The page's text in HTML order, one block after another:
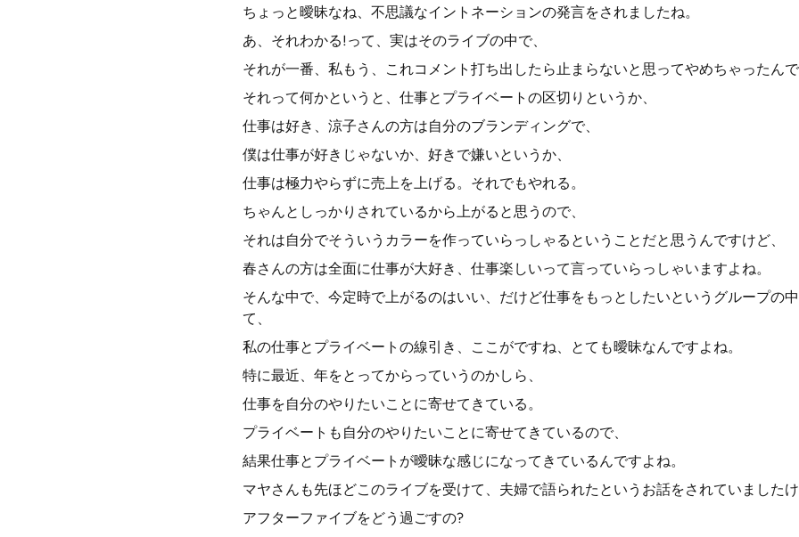
ちょっと曖昧なね、不思議なイントネーションの発言をされましたね。
あ、それわかる!って、実はそのライブの中で、
それが一番、私もう、これコメント打ち出したら止まらないと思ってやめちゃったん
それって何かというと、仕事とプライベートの区切りというか、
仕事は好き、涼子さんの方は自分のブランディングで、
僕は仕事が好きじゃないか、好きで嫌いというか、
仕事は極力やらずに売上を上げる。それでもやれる。
ちゃんとしっかりされているから上がると思うので、
それは自分でそういうカラーを作っていらっしゃるということだと思うんですけど、
春さんの方は全面に仕事が大好き、仕事楽しいって言っていらっしゃいますよね。
そんな中で、今定時で上がるのはいい、だけど仕事をもっとしたいというグループの
て、
私の仕事とプライベートの線引き、ここがですね、とても曖昧なんですよね。
特に最近、年をとってからっていうのかしら、
仕事を自分のやりたいことに寄せてきている。
プライベートも自分のやりたいことに寄せてきているので、
結果仕事とプライベートが曖昧な感じになってきているんですよね。
マヤさんも先ほどこのライブを受けて、夫婦で語られたというお話をされていました
アフターファイブをどう過ごすの?